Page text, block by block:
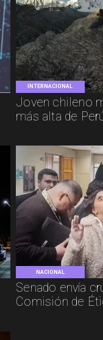
INTERNACIONAL
Joven chileno
más alta de
NACIONAL
Senado envía
Comisión de